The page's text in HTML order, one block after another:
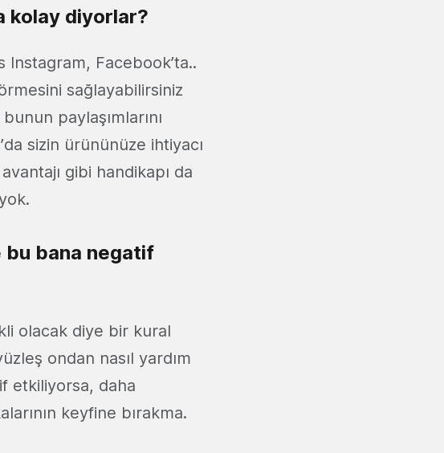
kolay diyorlar?
Facebook’ta..
sağlayabilirsiniz
paylaşımlarını
sizin ürününüze ihtiyacı
gibi handikapı da
bu bana negatif
olacak diye bir kural
ondan nasıl yardım
etkiliyorsa, daha
keyfine bırakma.